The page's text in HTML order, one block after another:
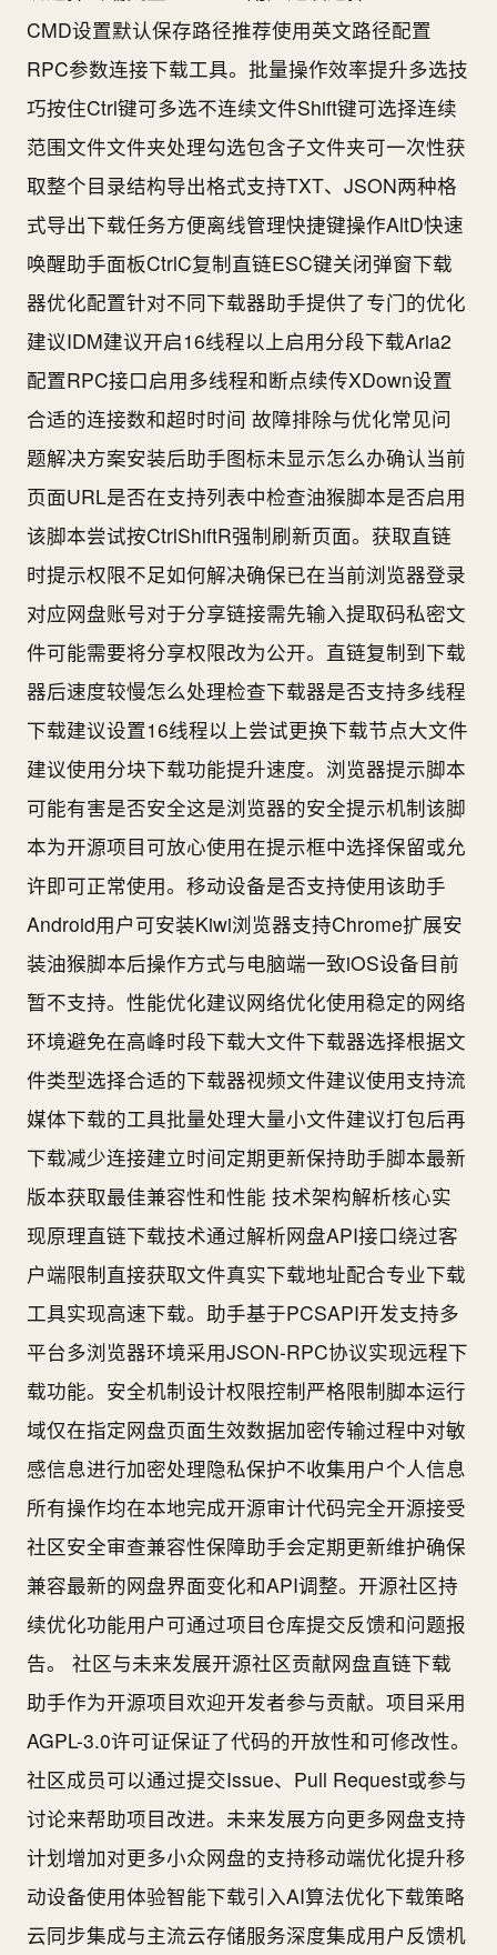
CMD设置默认保存路径推荐使用英文路径配置
RPC参数连接下载工具。批量操作效率提升多选技
巧按住Ctrl键可多选不连续文件Shift键可选择连续
范围文件文件夹处理勾选包含子文件夹可一次性获
取整个目录结构导出格式支持TXT、JSON两种格
式导出下载任务方便离线管理快捷键操作AltD快速
唤醒助手面板CtrlC复制直链ESC键关闭弹窗下载
器优化配置针对不同下载器助手提供了专门的优化
建议IDM建议开启16线程以上启用分段下载Aria2
配置RPC接口启用多线程和断点续传XDown设置
合适的连接数和超时时间 故障排除与优化常见问
题解决方案安装后助手图标未显示怎么办确认当前
页面URL是否在支持列表中检查油猴脚本是否启用
该脚本尝试按CtrlShiftR强制刷新页面。获取直链
时提示权限不足如何解决确保已在当前浏览器登录
对应网盘账号对于分享链接需先输入提取码私密文
件可能需要将分享权限改为公开。直链复制到下载
器后速度较慢怎么处理检查下载器是否支持多线程
下载建议设置16线程以上尝试更换下载节点大文件
建议使用分块下载功能提升速度。浏览器提示脚本
可能有害是否安全这是浏览器的安全提示机制该脚
本为开源项目可放心使用在提示框中选择保留或允
许即可正常使用。移动设备是否支持使用该助手
Android用户可安装Kiwi浏览器支持Chrome扩展安
装油猴脚本后操作方式与电脑端一致iOS设备目前
暂不支持。性能优化建议网络优化使用稳定的网络
环境避免在高峰时段下载大文件下载器选择根据文
件类型选择合适的下载器视频文件建议使用支持流
媒体下载的工具批量处理大量小文件建议打包后再
下载减少连接建立时间定期更新保持助手脚本最新
版本获取最佳兼容性和性能️ 技术架构解析核心实
现原理直链下载技术通过解析网盘API接口绕过客
户端限制直接获取文件真实下载地址配合专业下载
工具实现高速下载。助手基于PCSAPI开发支持多
平台多浏览器环境采用JSON-RPC协议实现远程下
载功能。安全机制设计权限控制严格限制脚本运行
域仅在指定网盘页面生效数据加密传输过程中对敏
感信息进行加密处理隐私保护不收集用户个人信息
所有操作均在本地完成开源审计代码完全开源接受
社区安全审查兼容性保障助手会定期更新维护确保
兼容最新的网盘界面变化和API调整。开源社区持
续优化功能用户可通过项目仓库提交反馈和问题报
告。 社区与未来发展开源社区贡献网盘直链下载
助手作为开源项目欢迎开发者参与贡献。项目采用
AGPL-3.0许可证保证了代码的开放性和可修改性。
社区成员可以通过提交Issue、Pull Request或参与
讨论来帮助项目改进。未来发展方向更多网盘支持
计划增加对更多小众网盘的支持移动端优化提升移
动设备使用体验智能下载引入AI算法优化下载策略
云同步集成与主流云存储服务深度集成用户反馈机